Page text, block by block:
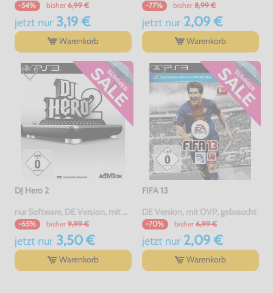
-54% bisher 6,99 €
jetzt nur3,19 €
Warenkorb
-77% bisher 8,99 €
jetzt nur2,09 €
Warenkorb
DJ Hero 2
nur Software, DE Version, mit OVP, gebraucht
-65% bisher 9,99 €
jetzt nur3,50 €
Warenkorb
FIFA 13
DE Version, mit OVP, gebraucht
-70% bisher 6,99 €
jetzt nur2,09 €
Warenkorb